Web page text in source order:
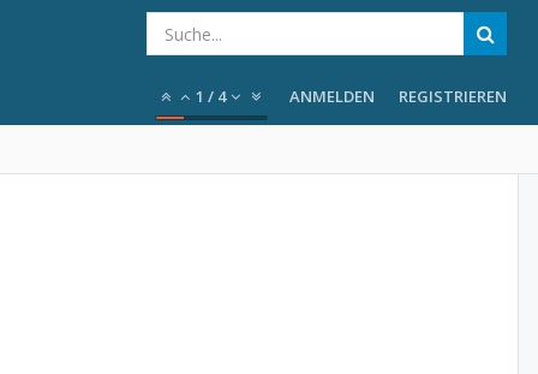
1 / 4 ANMELDEN REGISTRIEREN